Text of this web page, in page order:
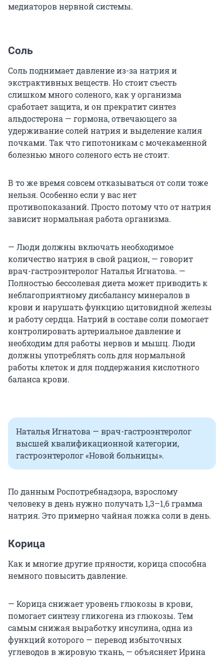
медиаторов нервной системы.
Соль
Соль поднимает давление из-за натрия и
экстрактивных веществ. Но стоит съесть
слишком много соленого, как у организма
сработает защита, и он прекратит синтез
альдостерона — гормона, отвечающего за
удерживание солей натрия и выделение калия
почками. Так что гипотоникам с мочекаменной
болезнью много соленого есть не стоит.
В то же время совсем отказываться от соли тоже
нельзя. Особенно если у вас нет
противопоказаний. Просто потому что от натрия
зависит нормальная работа организма.
— Люди должны включать необходимое
количество натрия в свой рацион, — говорит
врач-гастроэнтеролог Наталья Игнатова. —
Полностью бессолевая диета может приводить к
неблагоприятному дисбалансу минералов в
крови и нарушать функцию щитовидной железы
и работу сердца. Натрий в составе соли помогает
контролировать артериальное давление и
необходим для работы нервов и мышц. Люди
должны употреблять соль для нормальной
работы клеток и для поддержания кислотного
баланса крови.
Наталья Игнатова — врач-гастроэнтеролог
высшей квалификационной категории,
гастроэнтеролог «Новой больницы».
По данным Роспотребнадзора, взрослому
человеку в день нужно получать 1,3–1,6 грамма
натрия. Это примерно чайная ложка соли в день.
Корица
Как и многие другие пряности, корица способна
немного повысить давление.
— Корица снижает уровень глюкозы в крови,
помогает синтезу гликогена из глюкозы. Тем
самым снижая выработку инсулина, одна из
функций которого — перевод избыточных
углеводов в жировую ткань, — объясняет Ирина